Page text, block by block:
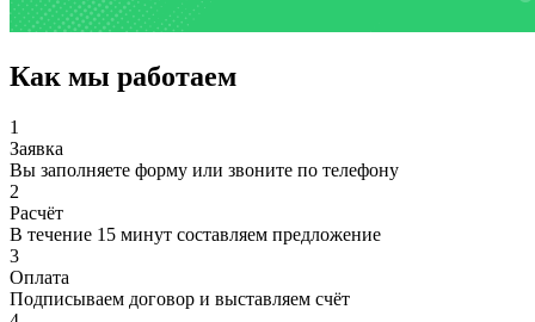
Как мы работаем
1
Заявка
Вы заполняете форму или звоните по телефону
2
Расчёт
В течение 15 минут составляем предложение
3
Оплата
Подписываем договор и выставляем счёт